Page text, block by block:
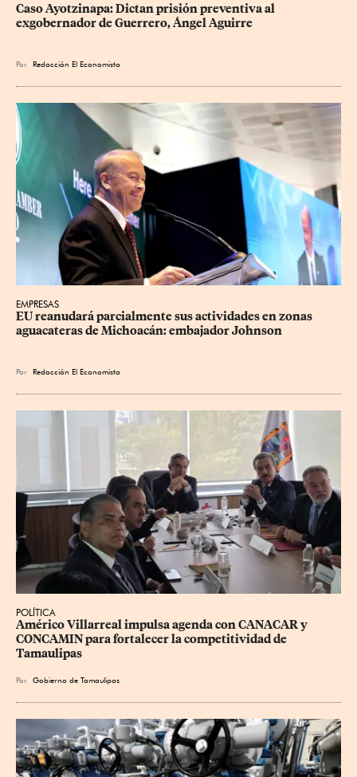
Caso Ayotzinapa: Dictan prisión preventiva al
exgobernador de Guerrero, Ángel Aguirre
Por Redacción El Economista
EMPRESAS
EU reanudará parcialmente sus actividades en zonas
aguacateras de Michoacán: embajador Johnson
Por Redacción El Economista
POLÍTICA
Américo Villarreal impulsa agenda con CANACAR y
CONCAMIN para fortalecer la competitividad de
Tamaulipas
Por Gobierno de Tamaulipas